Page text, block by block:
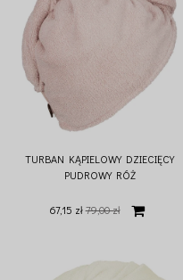
TURBAN KĄPIELOWY DZIECIĘCY
PUDROWY RÓŻ
67,15 zł 79,00 zł